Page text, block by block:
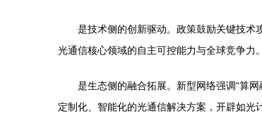
是技术侧的创新驱动。政策鼓励关键技术
光通信核心领域的自主可控能力与全球竞争力。
是生态侧的融合拓展。新型网络强调“算
定制化、智能化的光通信解决方案，开辟如光